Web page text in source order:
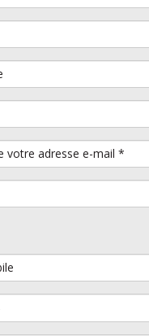
votre adresse e-mail*